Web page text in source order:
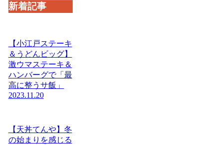
新着記事
【小江戸ステーキ
＆うどんビッグ】
激ウマステーキ＆
ハンバーグで「最
高に整うサ飯」
2023.11.20
【天丼てんや】冬
の始まりを感じる